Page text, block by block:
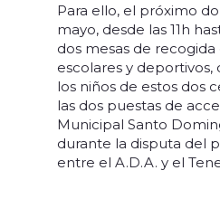
Para ello, el próximo
mayo, desde las 11h
dos mesas de
escolares y deportivos,
los niños de estos dos
las dos puestas de
Municipal Santo
durante la disputa del
entre el A.D.A. y el